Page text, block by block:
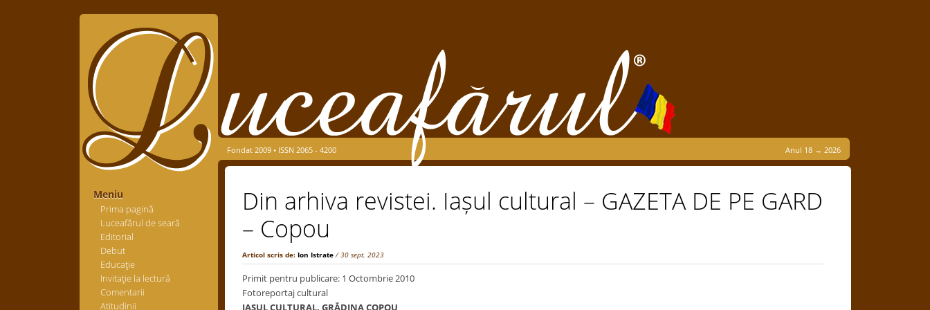
Meniu
Prima pagină
Luceafărul de seară
Editorial
Debut
Educaţie
Invitaţie la lectură
Comentarii
Atitudinii
Fondat 2009 • ISSN 2065 - 4200 Anul 18 → 2026
Din arhiva revistei. Iașul cultural – GAZETA DE PE GARD
– Copou
Articol scris de: Ion Istrate / 30 sept. 2023
Primit pentru publicare: 1 Octombrie 2010
Fotoreportaj cultural
IAȘUL CULTURAL, GRĂDINA COPOU